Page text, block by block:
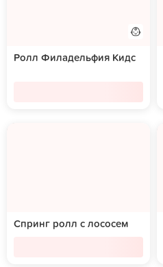
Ролл Филадельфия Кидс
Спринг ролл с лососем